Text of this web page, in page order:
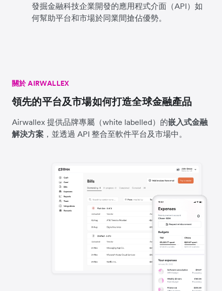
發掘金融科技企業開發的應用程式介面（API）如
何幫助平台和市場於同業間搶佔優勢。
關於 AIRWALLEX
領先的平台及市場如何打造全球金融產品
Airwallex 提供品牌專屬（white labelled）的嵌入式金融
解決方案 ，並透過 API 整合至軟件平台及市場中。